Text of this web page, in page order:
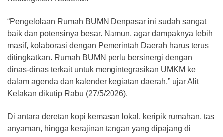
“Pengelolaan Rumah BUMN Denpasar ini sudah sangat
baik dan potensinya besar. Namun, agar dampaknya lebih
masif, kolaborasi dengan Pemerintah Daerah harus terus
ditingkatkan. Rumah BUMN perlu bersinergi dengan
dinas-dinas terkait untuk mengintegrasikan UMKM ke
dalam agenda dan kalender kegiatan daerah,” ujar Alit
Kelakan dikutip Rabu (27/5/2026).
Di antara deretan kopi kemasan lokal, keripik rumahan, tas
anyaman, hingga kerajinan tangan yang dipajang di